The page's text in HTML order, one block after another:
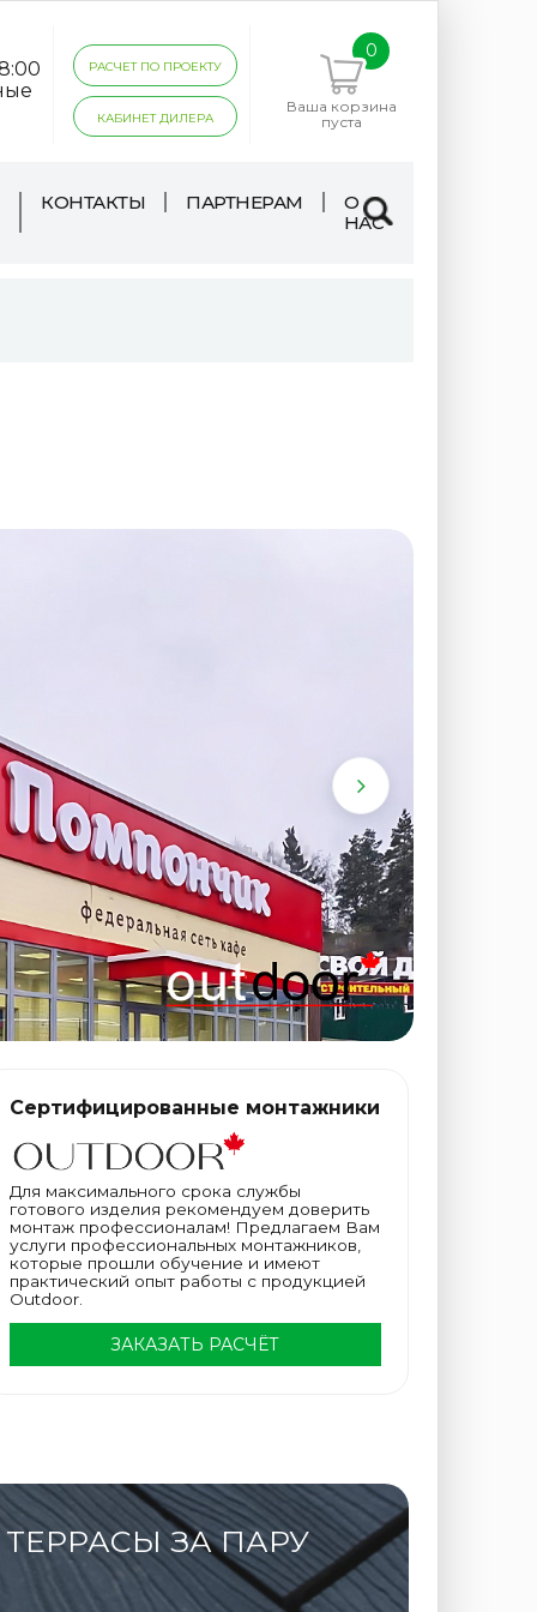
РАСЧЕТ ПО ПРОЕКТУ
КАБИНЕТ ДИЛЕРА
0
Ваша корзина
пуста
КОНТАКТЫ ПАРТНЕРАМ
О
НАС
Сертифицированные монтажники
Для максимального срока службы
готового изделия рекомендуем доверить
монтаж профессионалам! Предлагаем Вам
услуги профессиональных монтажников,
которые прошли обучение и имеют
практический опыт работы с продукцией
Outdoor.
ЗАКАЗАТЬ РАСЧЁТ
ЗА ПАРУ